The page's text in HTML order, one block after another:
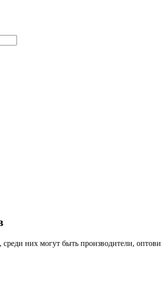
них могут быть производители,